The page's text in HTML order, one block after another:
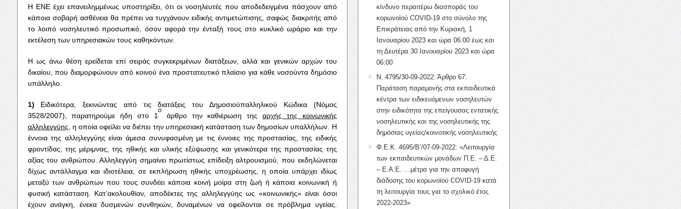
Η ΕΝΕ έχει επανειλημμένως υποστηρίξει, ότι οι νοσηλευτές που αποδεδειγμένα πάσχουν από
κάποια σοβαρή ασθένεια θα πρέπει να τυγχάνουν ειδικής αντιμετώπισης, σαφώς διακριτής από
το λοιπό νοσηλευτικό προσωπικό, όσον αφορά την ένταξή τους στο κυκλικό ωράριο και την
εκτέλεση των υπηρεσιακών τους καθηκόντων.
Η ως άνω θέση ερείδεται επί σειράς συγκεκριμένων διατάξεων, αλλά και γενικών αρχών του
δικαίου, που διαμορφώνουν από κοινού ένα προστατευτικό πλαίσιο για κάθε νοσούντα δημόσιο
υπάλληλο.
1) Ειδικότερα, ξεκινώντας από τις διατάξεις του Δημοσιοϋπαλληλικού Κώδικα (Νόμος
3528/2007), παρατηρούμε ήδη στο 1
ο
άρθρο την καθιέρωση της αρχής της κοινωνικής
αλληλεγγύης , η οποία οφείλει να διέπει την υπηρεσιακή κατάσταση των δημοσίων υπαλλήλων. Η
έννοια της αλληλεγγύης είναι άμεσα συνυφασμένη με τις έννοιες της προστασίας, της ειδικής
φροντίδας, της μέριμνας, της ηθικής και υλικής εξύψωσης και γενικότερα της προστασίας της
αξίας του ανθρώπου. Αλληλεγγύη σημαίνει πρωτίστως επίδειξη αλτρουισμού, που εκδηλώνεται
δίχως αντάλλαγμα και ιδιοτέλεια, σε εκπλήρωση ηθικής υποχρέωσης, η οποία υπάρχει ιδίως
μεταξύ των ανθρώπων που τους συνδέει κάποια κοινή μοίρα στη ζωή ή κάποια κοινωνική ή
φυσική κατάσταση. Κατ’ακολουθίαν, αποδέκτες της αλληλεγγύης ως «κοινωνικής» είναι όσοι
έχουν ανάγκη, ένεκα δυσμενών συνθηκών, δυναμένων να οφείλονται σε πρόβλημα υγείας.
κίνδυνο περαιτέρω διασποράς του
κορωνοϊού COVID-19 στο σύνολο της
Επικράτειας από την Κυριακή, 1
Ιανουαρίου 2023 και ώρα 06:00 έως και
τη Δευτέρα 30 Ιανουαρίου 2023 και ώρα
06:00
Ν. 4795/30-09-2022: Άρθρο 67:
Παράταση παραμονής στα εκπαιδευτικά
κέντρα των ειδικευόμενων νοσηλευτών
στην ειδικότητα της επείγουσας εντατικής
νοσηλευτικής και της νοσηλευτικής της
δημόσιας υγείας/κοινοτικής νοσηλευτικής
Φ.Ε.Κ. 4695/Β’/07-09-2022: «Λειτουργία
των εκπαιδευτικών μονάδων Π.Ε. – Δ.Ε.
– Ε.Α.Ε. …μέτρα για την αποφυγή
διάδοσης του κορωνοϊού COVID-19 κατά
τη λειτουργία τους για το σχολικό έτος
2022-2023»